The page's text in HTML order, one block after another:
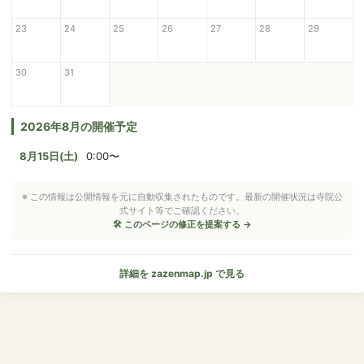
23 24 25 26 27 28 29
30 31
2026年8月の開催予定
8月15日(土) 0:00〜
※ この情報は公開情報を元に自動収集されたものです。最新の開催状況は寺院公
式サイト等でご確認ください。
🛠 このページの修正を提案する →
詳細を zazenmap.jp で見る